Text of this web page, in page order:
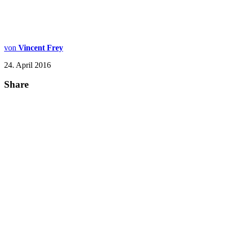
von Vincent Frey
24. April 2016
Share